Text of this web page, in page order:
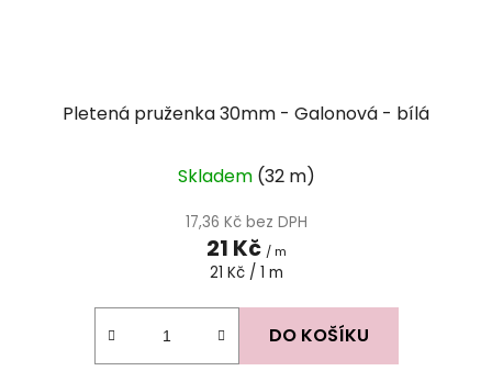
Pletená pruženka 30mm - Galonová - bílá
Skladem (32 m)
17,36 Kč bez DPH
21 Kč / m
Měrná
21 Kč / 1 m
DO KOŠÍKU